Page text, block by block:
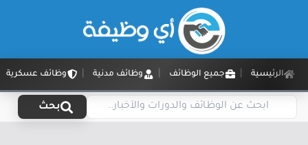
الرئيسية جميع الوظائف وظائف مدنية وظائف عسكرية
بحث